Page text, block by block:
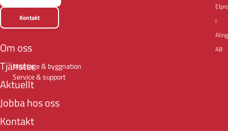
Kontakt
Om oss
Tjänster
Aktuellt
Jobba hos oss
Kontakt
Montage & byggnation
Service & support
Elpro
i
AB